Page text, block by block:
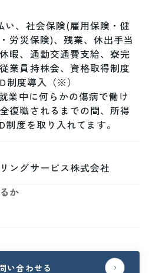
、社会保険(雇用保険・健
労災保険)、残業、休出手当
暇、通勤交通費支給、寮完
業員持株会、資格取得制度
制度導入（※）
業中に何らかの傷病で働け
復職されるまでの間、所得
度を取り入れてます。
ングサービス株式会社
か
い合わせる